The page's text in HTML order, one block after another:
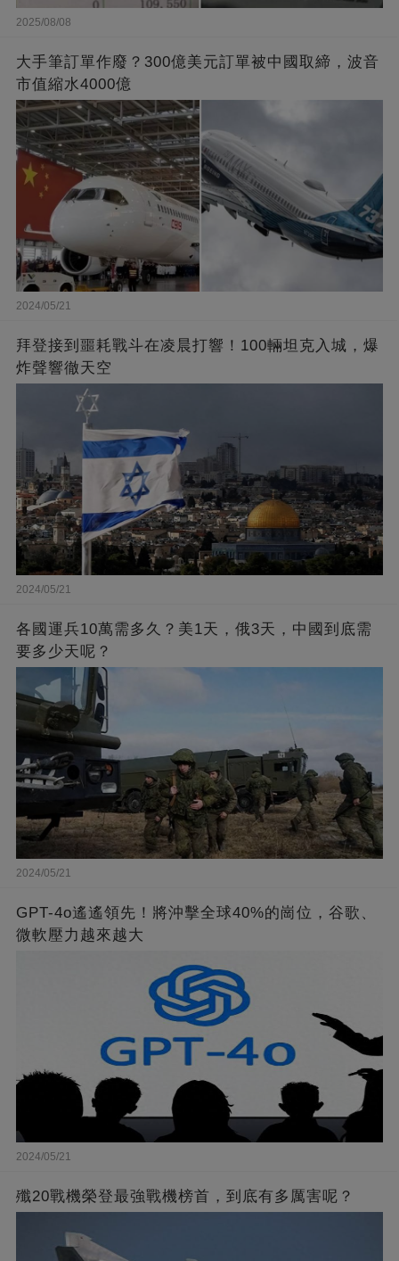
2025/08/08
大手筆訂單作廢？300億美元訂單被中國取締，波音
市值縮水4000億
2024/05/21
拜登接到噩耗戰斗在凌晨打響！100輛坦克入城，爆
炸聲響徹天空
2024/05/21
各國運兵10萬需多久？美1天，俄3天，中國到底需
要多少天呢？
2024/05/21
GPT-4o遙遙領先！將沖擊全球40%的崗位，谷歌、
微軟壓力越來越大
2024/05/21
殲20戰機榮登最強戰機榜首，到底有多厲害呢？